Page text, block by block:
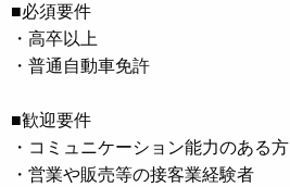
■必須要件
・高卒以上
・普通自動車免許
■歓迎要件
・コミュニケーション能力のある方
・営業や販売等の接客業経験者